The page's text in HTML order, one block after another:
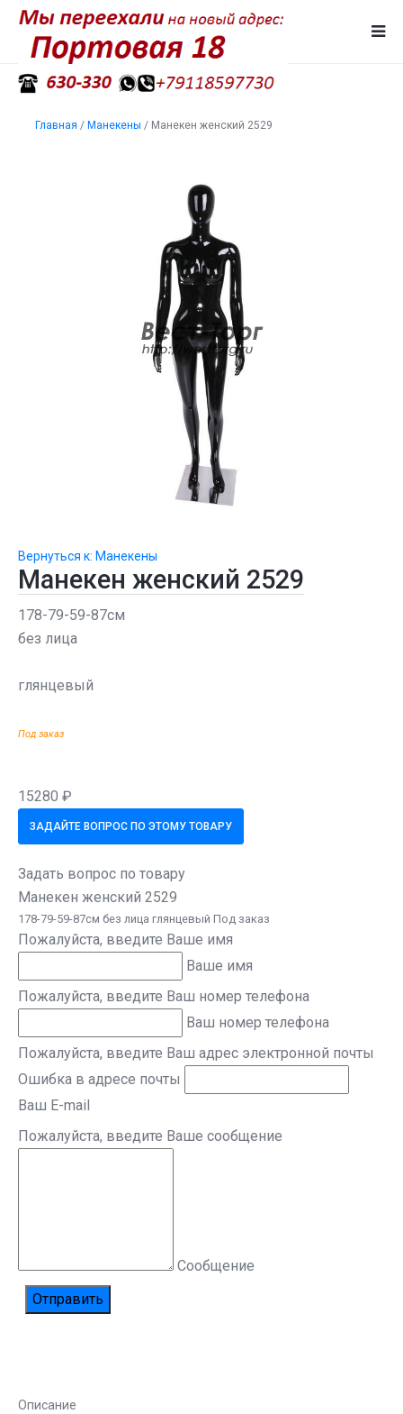
Главная / Манекены / Манекен женский 2529
Вернуться к: Манекены
Манекен женский 2529
178-79-59-87см
без лица
глянцевый
Под заказ
15280 ₽
ЗАДАЙТЕ ВОПРОС ПО ЭТОМУ ТОВАРУ
Задать вопрос по товару
Манекен женский 2529
178-79-59-87см без лица глянцевый Под заказ
Пожалуйста, введите Ваше имя
Ваше имя
Пожалуйста, введите Ваш номер телефона
Ваш номер телефона
Пожалуйста, введите Ваш адрес электронной почты
Ошибка в адресе почты
Ваш E-mail
Пожалуйста, введите Ваше сообщение
Сообщение
Описание